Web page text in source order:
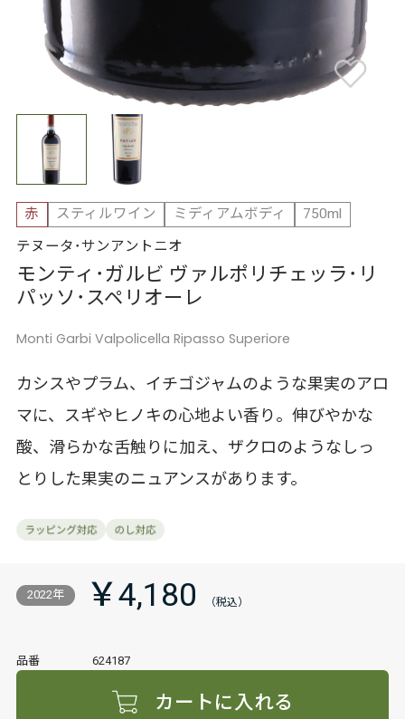
赤 スティルワイン ミディアムボディ
750ml
テヌータ･サンアントニオ
モンティ･ガルビ ヴァルポリチェッラ･リ
パッソ･スペリオーレ
Monti Garbi Valpolicella Ripasso Superiore
カシスやプラム、イチゴジャムのような果実のアロ
マに、スギやヒノキの心地よい香り。伸びやかな
酸、滑らかな舌触りに加え、ザクロのようなしっ
とりした果実のニュアンスがあります。
2022年 ￥4,180
品番 624187
カートに入れる